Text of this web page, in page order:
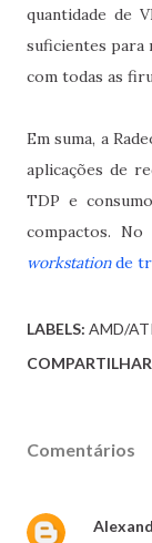
quantidade de
suficientes para
com todas as
Em suma, a
aplicações de
TDP e
compactos.
workstationde
LABELS: AMD/ATI
COMPARTILHAR
Comentários